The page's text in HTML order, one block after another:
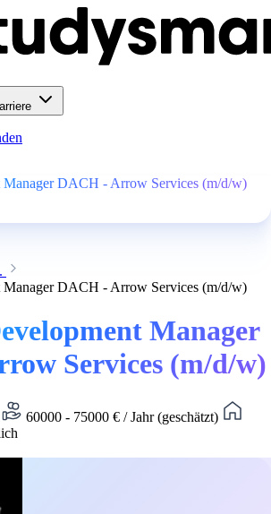
Manager DACH - Arrow Services (m/d/w)
Manager DACH - Arrow Services (m/d/w)
Manager
Services (m/d/w)
60000 - 75000 € / Jahr (geschätzt)